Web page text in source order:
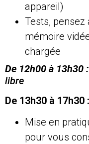
appareil)
Tests,
mémoire
chargée
De 12h00 à 13h30 :
libre
De 13h30 à 17h30 :
Mise en
pour vous